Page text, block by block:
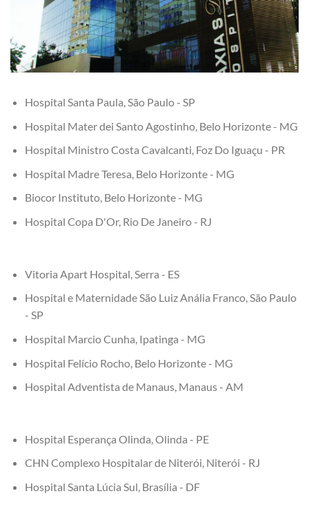
Hospital Santa Paula, São Paulo - SP
Hospital Mater dei Santo Agostinho, Belo Horizonte - MG
Hospital Ministro Costa Cavalcanti, Foz Do Iguaçu - PR
Hospital Madre Teresa, Belo Horizonte - MG
Biocor Instituto, Belo Horizonte - MG
Hospital Copa D'Or, Rio De Janeiro - RJ
Vitoria Apart Hospital, Serra - ES
Hospital e Maternidade São Luiz Anália Franco, São Paulo
- SP
Hospital Marcio Cunha, Ipatinga - MG
Hospital Felício Rocho, Belo Horizonte - MG
Hospital Adventista de Manaus, Manaus - AM
Hospital Esperança Olinda, Olinda - PE
CHN Complexo Hospitalar de Niterói, Niterói - RJ
Hospital Santa Lúcia Sul, Brasília - DF